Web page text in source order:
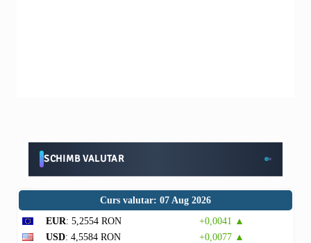
SCHIMB VALUTAR
Curs valutar: 07 Aug 2026
EUR: 5,2554 RON
+0,0041 ▲
USD: 4,5584 RON
+0,0077 ▲